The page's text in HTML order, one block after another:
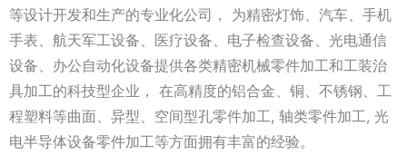
等设计开发和生产的专业化公司， 为精密灯饰、汽车、手机
手表、航天军工设备、医疗设备、电子检查设备、光电通信
设备、办公自动化设备提供各类精密机械零件加工和工装治
具加工的科技型企业， 在高精度的铝合金、铜、不锈钢、工
程塑料等曲面、异型、空间型孔零件加工, 轴类零件加工, 光
电半导体设备零件加工等方面拥有丰富的经验。